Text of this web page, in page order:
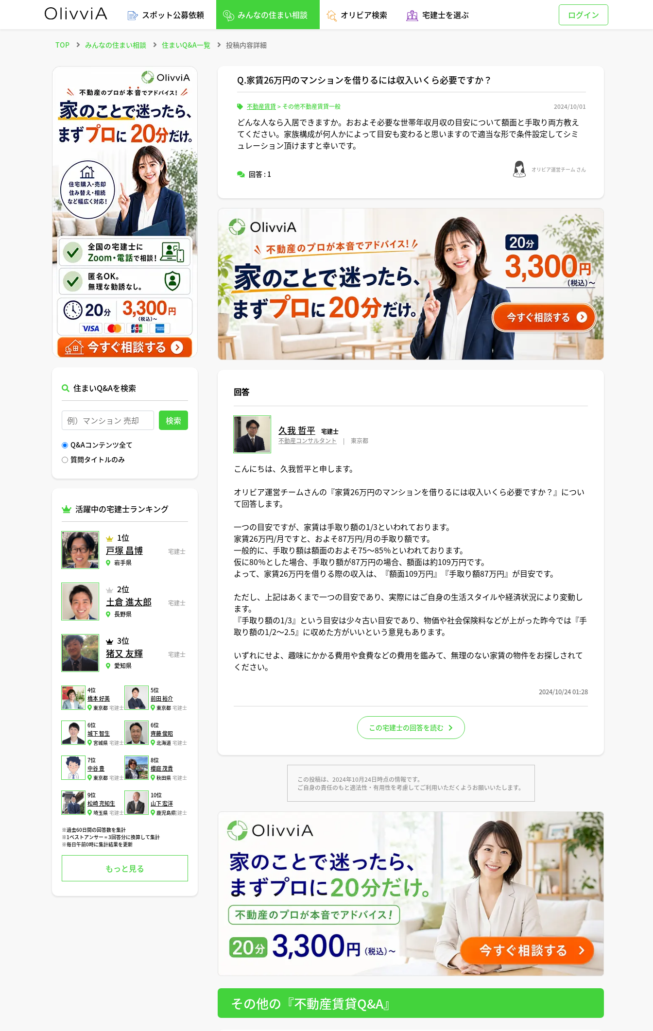
スポット公募依頼 みんなの住まい相談 オリビア検索 宅建士を選ぶ
TOP みんなの住まい相談 住まいQ&A一覧 投稿内容詳細
住まいQ&Aを検索
Q&Aコンテンツ全て
質問タイトルのみ
活躍中の宅建士ランキング
1位
戸塚 昌博
宅建士
岩手県
2位
土倉 進太郎
宅建士
長野県
3位
猪又 友輝
宅建士
愛知県
4位
橋本 好美
宅建士
東京都
5位
前田 裕介
宅建士
東京都
6位
城下 智生
宅建士
宮城県
6位
齊藤 俊昭
宅建士
北海道
7位
中谷 豊
宅建士
東京都
8位
櫻庭 茂貴
宅建士
秋田県
9位
松崎 充知生
宅建士
埼玉県
10位
山下 宏洋
宅建士
鹿児島県
※過去60日間の回答数を集計
※1ベストアンサー = 3回答分に換算して集計
※毎日午前0時に集計結果を更新
もっと見る
Q.家賃26万円のマンションを借りるには収入いくら必要ですか？
不動産賃貸> その他不動産賃貸一般 2024/10/01
どんな人なら入居できますか。おおよそ必要な世帯年収月収の目安について額面と手取り両方教え
てください。家族構成が何人かによって目安も変わると思いますので適当な形で条件設定してシミ
ュレーション頂けますと幸いです。
回答 : 1 オリビア運営チーム さん
回答
久我 哲平
宅建士
不動産コンサルタント
| 東京都
こんにちは、久我哲平と申します。
オリビア運営チームさんの『家賃26万円のマンションを借りるには収入いくら必要ですか？』につい
て回答します。
一つの目安ですが、家賃は手取り額の1/3といわれております。
家賃26万円/月ですと、およそ87万円/月の手取り額です。
一般的に、手取り額は額面のおよそ75～85％といわれております。
仮に80％とした場合、手取り額が87万円の場合、額面は約109万円です。
よって、家賃26万円を借りる際の収入は、『額面109万円』『手取り額87万円』が目安です。
ただし、上記はあくまで一つの目安であり、実際にはご自身の生活スタイルや経済状況により変動し
ます。
『手取り額の1/3』という目安は少々古い目安であり、物価や社会保険料などが上がった昨今では『手
取り額の1/2～2.5』に収めた方がいいという意見もあります。
いずれにせよ、趣味にかかる費用や食費などの費用を鑑みて、無理のない家賃の物件をお探しされて
ください。
2024/10/24 01:28
この宅建士の回答を読む
この投稿は、2024年10月24日時点の情報です。
ご自身の責任のもと適法性・有用性を考慮してご利用いただくようお願いいたします。
その他の『不動産賃貸Q&A』